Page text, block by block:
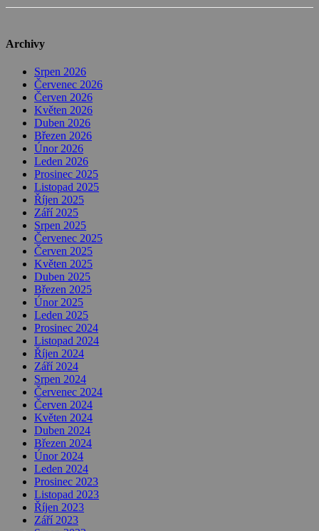
Archivy
Srpen 2026
Červenec 2026
Červen 2026
Květen 2026
Duben 2026
Březen 2026
Únor 2026
Leden 2026
Prosinec 2025
Listopad 2025
Říjen 2025
Září 2025
Srpen 2025
Červenec 2025
Červen 2025
Květen 2025
Duben 2025
Březen 2025
Únor 2025
Leden 2025
Prosinec 2024
Listopad 2024
Říjen 2024
Září 2024
Srpen 2024
Červenec 2024
Červen 2024
Květen 2024
Duben 2024
Březen 2024
Únor 2024
Leden 2024
Prosinec 2023
Listopad 2023
Říjen 2023
Září 2023